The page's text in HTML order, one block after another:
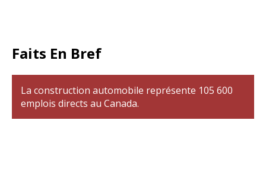
Faits En Bref
La construction automobile représente 105 600
emplois directs au Canada.